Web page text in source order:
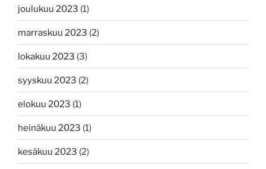
joulukuu 2023 (1)
marraskuu 2023 (2)
lokakuu 2023 (3)
syyskuu 2023 (2)
elokuu 2023 (1)
heinäkuu 2023 (1)
kesäkuu 2023 (2)